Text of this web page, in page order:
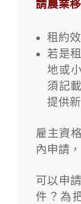
請農業
租約
若是
地或
須記
提供
雇主資
內申請
可以申
件？為